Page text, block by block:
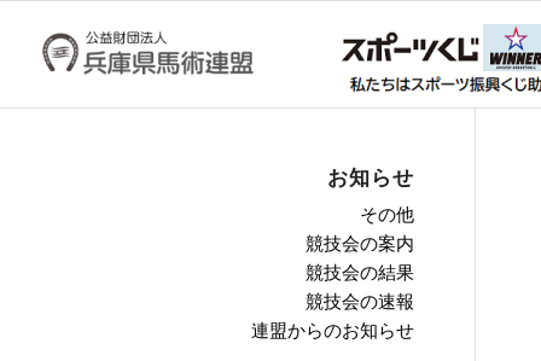
お知らせ
その他
競技会の案内
競技会の結果
競技会の速報
連盟からのお知らせ